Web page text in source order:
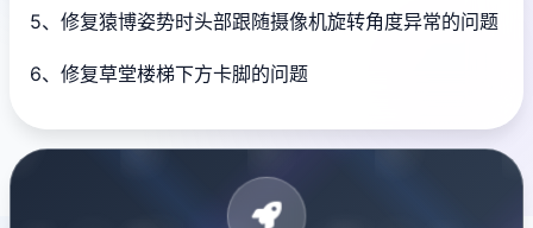
5、修复猿博姿势时头部跟随摄像机旋转角度异常的问题
6、修复草堂楼梯下方卡脚的问题